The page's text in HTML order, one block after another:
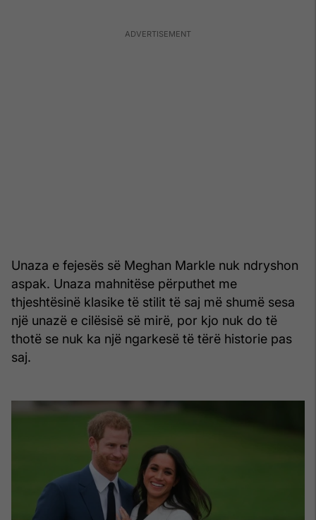
Unaza e fejesës së Meghan Markle nuk ndryshon
aspak. Unaza mahnitëse përputhet me
thjeshtësinë klasike të stilit të saj më shumë sesa
një unazë e cilësisë së mirë, por kjo nuk do të
thotë se nuk ka një ngarkesë të tërë historie pas
saj.